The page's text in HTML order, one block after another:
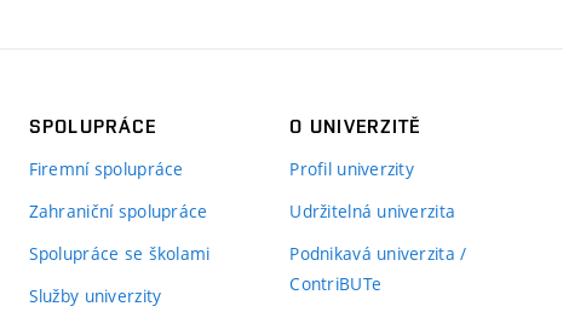
SPOLUPRÁCE
Firemní spolupráce
Zahraniční spolupráce
Spolupráce se školami
Služby univerzity
O UNIVERZITĚ
Profil univerzity
Udržitelná univerzita
Podnikavá univerzita /
ContriBUTe